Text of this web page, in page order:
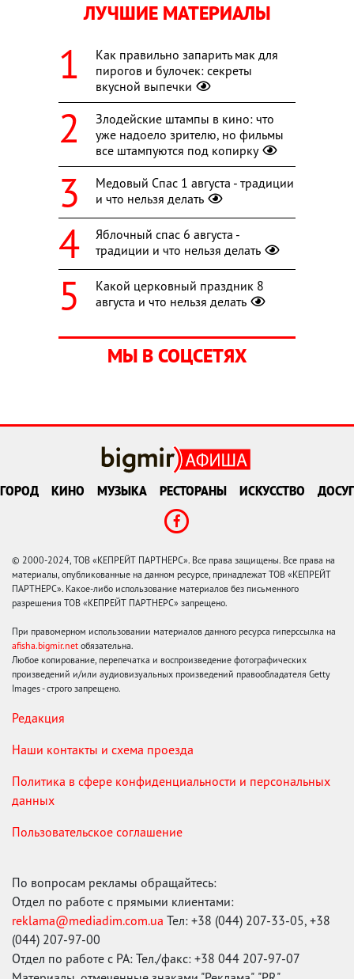
ЛУЧШИЕ МАТЕРИАЛЫ
Как правильно запарить мак для
пирогов и булочек: секреты
вкусной выпечки
Злодейские штампы в кино: что
уже надоело зрителю, но фильмы
все штампуются под копирку
Медовый Спас 1 августа - традиции
и что нельзя делать
Яблочный спас 6 августа -
традиции и что нельзя делать
Какой церковный праздник 8
августа и что нельзя делать
МЫ В СОЦСЕТЯХ
ГОРОД КИНО МУЗЫКА РЕСТОРАНЫ ИСКУССТВО ДОСУГ
© 2000-2024, ТОВ «КЕПРЕЙТ ПАРТНЕРС». Все права защищены. Все права на
материалы, опубликованные на данном ресурсе, принадлежат ТОВ «КЕПРЕЙТ
ПАРТНЕРС». Какое-либо использование материалов без письменного
разрешения ТОВ «КЕПРЕЙТ ПАРТНЕРС» запрещено.
При правомерном использовании материалов данного ресурса гиперссылка на
afisha.bigmir.net обязательна.
Любое копирование, перепечатка и воспроизведение фотографических
произведений и/или аудиовизуальных произведений правообладателя Getty
Images - строго запрещено.
Редакция
Наши контакты и схема проезда
Политика в сфере конфиденциальности и персональных
данных
Пользовательское соглашение
По вопросам рекламы обращайтесь:
Отдел по работе с прямыми клиентами:
reklama@mediadim.com.ua Тел: +38 (044) 207-33-05, +38
(044) 207-97-00
Отдел по работе с РА: Тел./факс: +38 044 207-97-07